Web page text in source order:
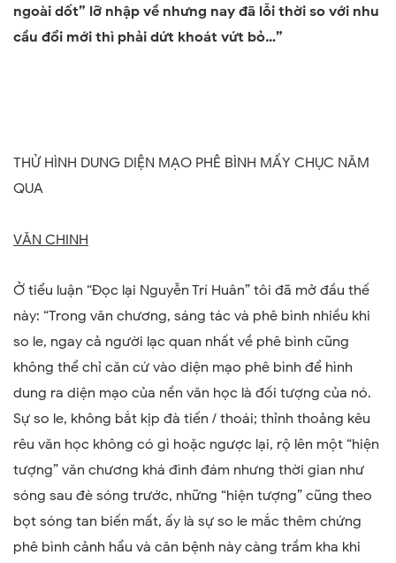
ngoài dốt” lỡ nhập về nhưng nay đã lỗi thời so với nhu
cầu đổi mới thì phải dứt khoát vứt bỏ…”
THỬ HÌNH DUNG DIỆN MẠO PHÊ BÌNH MẤY CHỤC NĂM
QUA
VĂN CHINH
Ở tiểu luận “Đọc lại Nguyễn Trí Huân” tôi đã mở đầu thế
này: “Trong văn chương, sáng tác và phê bình nhiều khi
so le, ngay cả người lạc quan nhất về phê bình cũng
không thể chỉ căn cứ vào diện mạo phê bình để hình
dung ra diện mạo của nền văn học là đối tượng của nó.
Sự so le, không bắt kịp đà tiến / thoái; thỉnh thoảng kêu
rêu văn học không có gì hoặc ngược lại, rộ lên một “hiện
tượng” văn chương khá đình đám nhưng thời gian như
sóng sau đè sóng trước, những “hiện tượng” cũng theo
bọt sóng tan biến mất, ấy là sự so le mắc thêm chứng
phê bình cảnh hẩu và căn bệnh này càng trầm kha khi